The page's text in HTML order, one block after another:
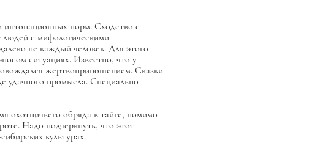
интонационных норм. Сходство с
людей с мифологическими
не каждый человек. Для этого
ситуациях. Известно, что у
жертвоприношением. Сказки
удачного промысла. Специально
охотничьего обряда в тайге, помимо
Надо подчеркнуть, что этот
культурах.